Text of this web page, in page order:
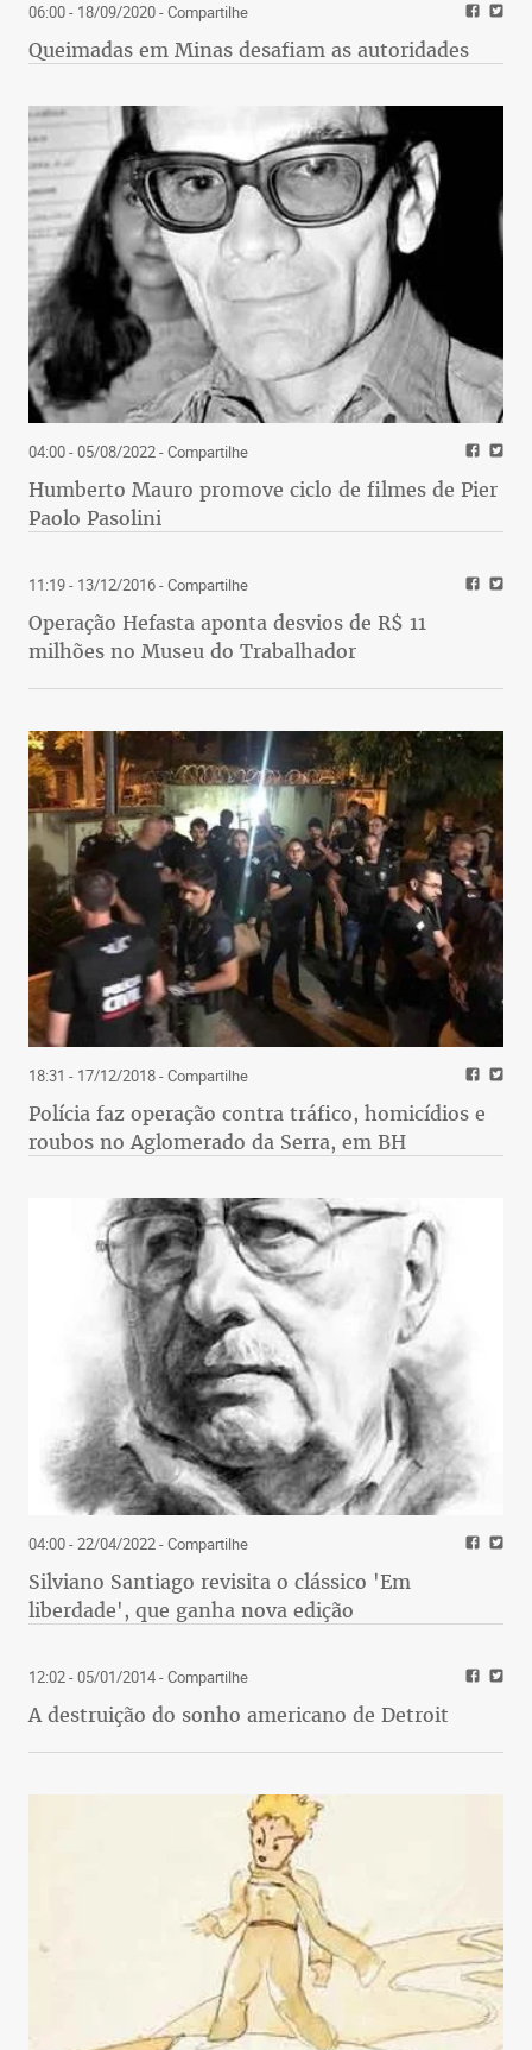
06:00 - 18/09/2020- Compartilhe
Queimadas em Minas desafiam as autoridades
04:00 - 05/08/2022- Compartilhe
Humberto Mauro promove ciclo de filmes de Pier
Paolo Pasolini
11:19 - 13/12/2016- Compartilhe
Operação Hefasta aponta desvios de R$ 11
milhões no Museu do Trabalhador
18:31 - 17/12/2018- Compartilhe
Polícia faz operação contra tráfico, homicídios e
roubos no Aglomerado da Serra, em BH
04:00 - 22/04/2022- Compartilhe
Silviano Santiago revisita o clássico 'Em
liberdade', que ganha nova edição
12:02 - 05/01/2014- Compartilhe
A destruição do sonho americano de Detroit